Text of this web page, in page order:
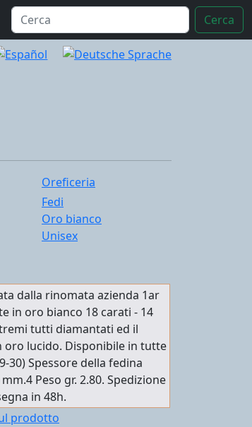
Cerca
Oreficeria
Fedi
Oro bianco
Unisex
dalla rinomata azienda 1ar
in oro bianco 18 carati - 14
tutti diamantati ed il
lucido. Disponibile in tutte
30) Spessore della fedina
Peso gr. 2.80. Spedizione
in 48h.
prodotto